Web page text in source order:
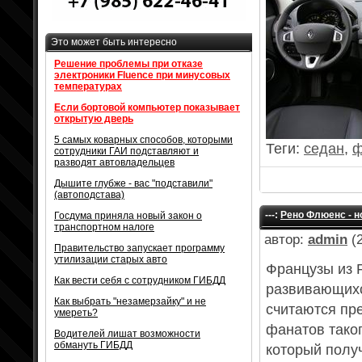
Теги: седан,
---: Рено Флюенс -
автор: admin
Французы из
считаются
фанатов
который
Это может быть интересно
Решение проблемы при отказе
электроники Fluence при минусовых
температурах
Если бортовой компьютер показывает
открытую дверь
5 самых коварных способов, которыми
сотрудники ГАИ подставляют и
разводят автовладельцев
Дышите глубже - вас "подставили"
(автоподстава)
Госдума приняла новый закон о
транспортном налоге
Правительство запускает программу
утилизации старых авто
Как вести себя с сотрудником ГИБДД
Как выбрать "незамерзайку" и не
умереть?
Водителей лишат возможности
обмануть ГИБДД